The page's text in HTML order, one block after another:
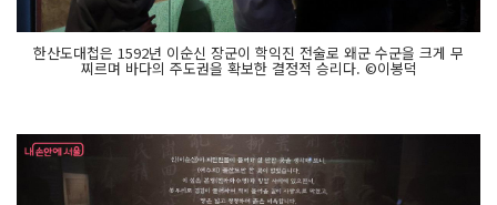
한산도대첩은 1592년 이순신 장군이 학익진 전술로 왜군 수군을 크게 무
찌르며 바다의 주도권을 확보한 결정적 승리다. ©이봉덕